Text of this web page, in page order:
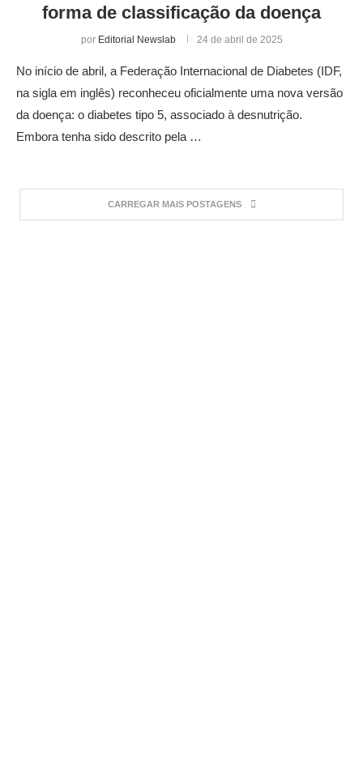
forma de classificação da doença
por Editorial Newslab 24 de abril de 2025
No início de abril, a Federação Internacional de Diabetes (IDF,
na sigla em inglês) reconheceu oficialmente uma nova versão
da doença: o diabetes tipo 5, associado à desnutrição.
Embora tenha sido descrito pela …
CARREGAR MAIS POSTAGENS